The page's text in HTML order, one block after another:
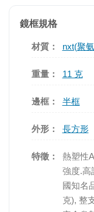
鏡框規格
材質： nxt(聚
重量： 11 克
邊框： 半框
外形： 長方形
特徵：
熱塑性
強度.高
國知名
克), 整